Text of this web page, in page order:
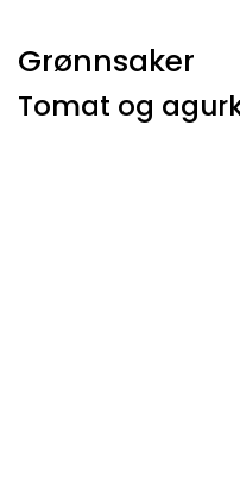
Grønnsaker
Tomat og